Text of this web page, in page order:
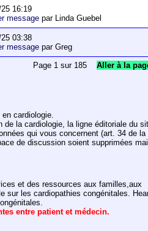
16:19
message par Linda Guebel
03:38
message par Greg
Page 1 sur 185 Aller à la
cardiologie.
la cardiologie, la ligne éditoriale du
qui vous concernent (art. 34 de la
de discussion soient supprimées
et des ressources aux familles,aux
sur les cardiopathies congénitales.
entre patient et médecin.